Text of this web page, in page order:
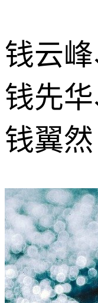
钱云峰
钱先华
钱翼然